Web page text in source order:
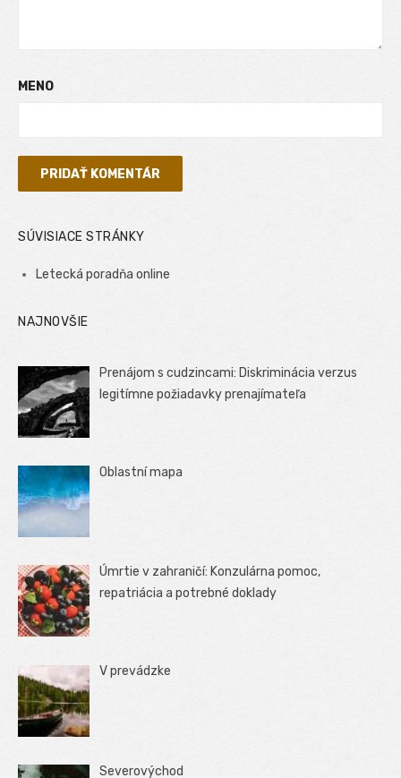
MENO
SÚVISIACE STRÁNKY
Letecká poradňa online
NAJNOVŠIE
Prenájom s cudzincami: Diskriminácia verzus
legitímne požiadavky prenajímateľa
Oblastní mapa
Úmrtie v zahraničí: Konzulárna pomoc,
repatriácia a potrebné doklady
V prevádzke
Severovýchod